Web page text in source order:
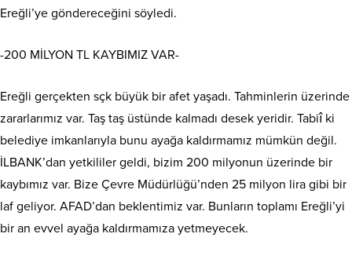
Ereğli’ye göndereceğini söyledi.
-200 MİLYON TL KAYBIMIZ VAR-
Ereğli gerçekten sçk büyük bir afet yaşadı. Tahminlerin üzerinde
zararlarımız var. Taş taş üstünde kalmadı desek yeridir. Tabiî ki
belediye imkanlarıyla bunu ayağa kaldırmamız mümkün değil.
İLBANK’dan yetkililer geldi, bizim 200 milyonun üzerinde bir
kaybımız var. Bize Çevre Müdürlüğü’nden 25 milyon lira gibi bir
laf geliyor. AFAD’dan beklentimiz var. Bunların toplamı Ereğli’yi
bir an evvel ayağa kaldırmamıza yetmeyecek.